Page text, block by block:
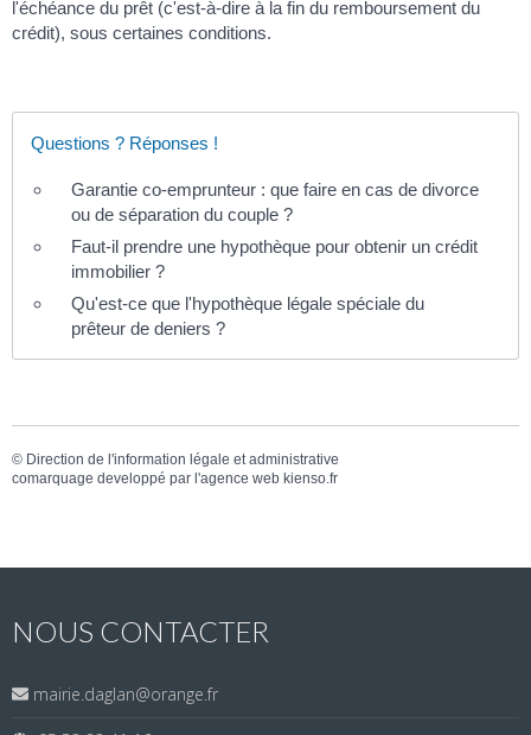
l'échéance du prêt (c'est-à-dire à la fin du remboursement du
crédit), sous certaines conditions.
Questions ? Réponses !
Garantie co-emprunteur : que faire en cas de divorce
ou de séparation du couple ?
Faut-il prendre une hypothèque pour obtenir un crédit
immobilier ?
Qu'est-ce que l'hypothèque légale spéciale du
prêteur de deniers ?
© Direction de l'information légale et administrative
comarquage developpé par l'agence web kienso.fr
NOUS CONTACTER
mairie.daglan@orange.fr